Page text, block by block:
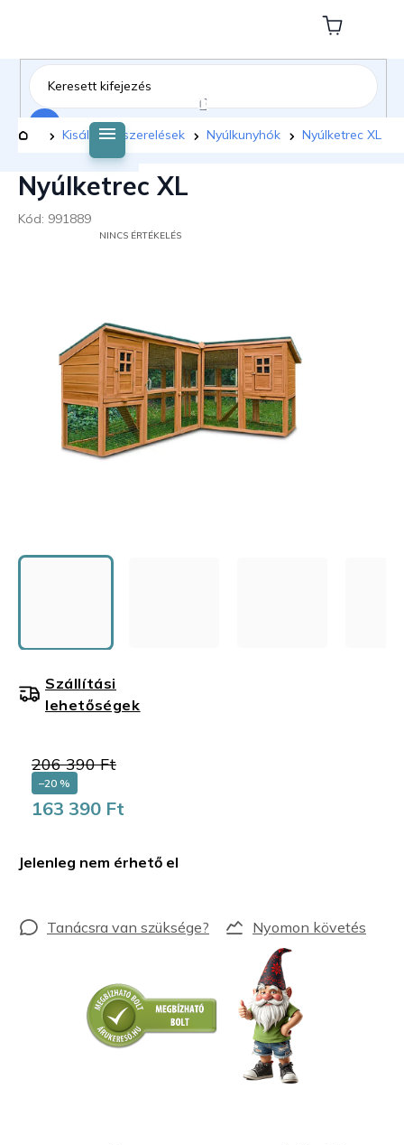
tartalomhoz
Kosár
Kezdőlap
Kisállat felszerelések Nyúlkunyhók Nyúlketrec XL
Nyúlketrec XL
Kód: 991889
CSILLAG.
NINCS ÉRTÉKELÉS
206 390 Ft
–20 %
163 390 Ft
Jelenleg nem érhető el
Szállítási
lehetőségek
Nyomon követés